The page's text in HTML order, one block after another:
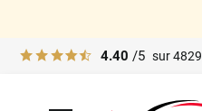
4.40 /5 sur4829